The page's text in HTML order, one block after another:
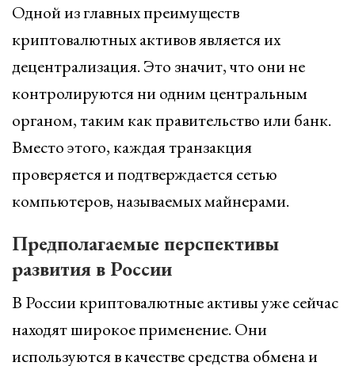
Одной из главных преимуществ
криптовалютных активов является их
децентрализация. Это значит, что они не
контролируются ни одним центральным
органом, таким как правительство или банк.
Вместо этого, каждая транзакция
проверяется и подтверждается сетью
компьютеров, называемых майнерами.
Предполагаемые перспективы
развития в России
В России криптовалютные активы уже сейчас
находят широкое применение. Они
используются в качестве средства обмена и